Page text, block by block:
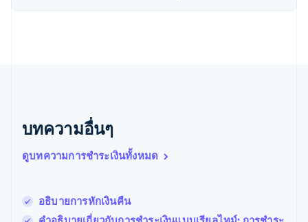
บทความอื่นๆ
ดูบทความการชำระเงินทั้งหมด
อธิบายการหักเงินคืน
เนเธอร์แลนด์
Français
โปรตุเกส
โปแลนด์
FrançaisEnglish
ฟินแลนด์